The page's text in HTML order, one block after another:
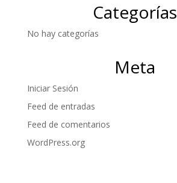
Categorías
No hay categorías
Meta
Iniciar Sesión
Feed de entradas
Feed de comentarios
WordPress.org